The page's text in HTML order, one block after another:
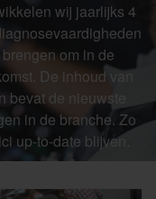
wij jaarlijks 4
om in de
De inhoud van
de nieuwste
in de branche. Zo
up-to-date blijven.